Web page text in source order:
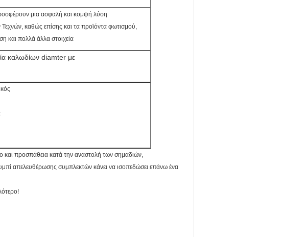
μια ασφαλή και κομψή λύση
καθώς επίσης και τα προϊόντα φωτισμού,
και πολλά άλλα στοιχεία
καλωδίων diamter με
και προσπάθεια κατά την αναστολή των σημαδιών,
απελευθέρωσης συμπλεκτών κάνει να ισοπεδώσει επάνω ένα